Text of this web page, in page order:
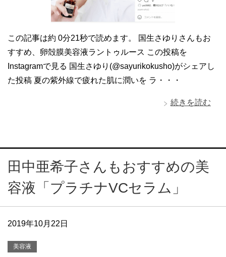
この記事は約 0分21秒で読めます。 国生さゆりさんもお
すすめ、卵殻膜美容液ラントゥルース この投稿を
Instagramで見る 国生さゆり(@sayurikokusho)がシェアし
た投稿 夏の紫外線で疲れた肌に潤いを ラ・・・
続きを読む
田中亜希子さんもおすすめの美
容液「プラチナVCセラム」
2019年10月22日
美容液